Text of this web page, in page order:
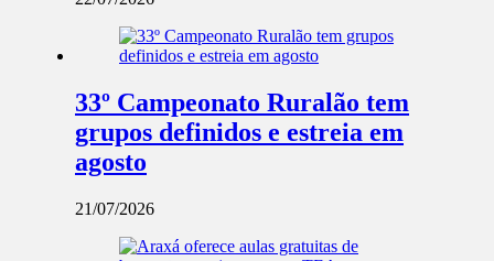
33º Campeonato Ruralão tem
grupos definidos e estreia em
agosto
21/07/2026